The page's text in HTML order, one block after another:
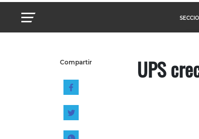
Compartir UPS